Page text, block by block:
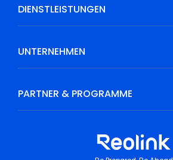
DIENSTLEISTUNGEN
UNTERNEHMEN
PARTNER & PROGRAMME